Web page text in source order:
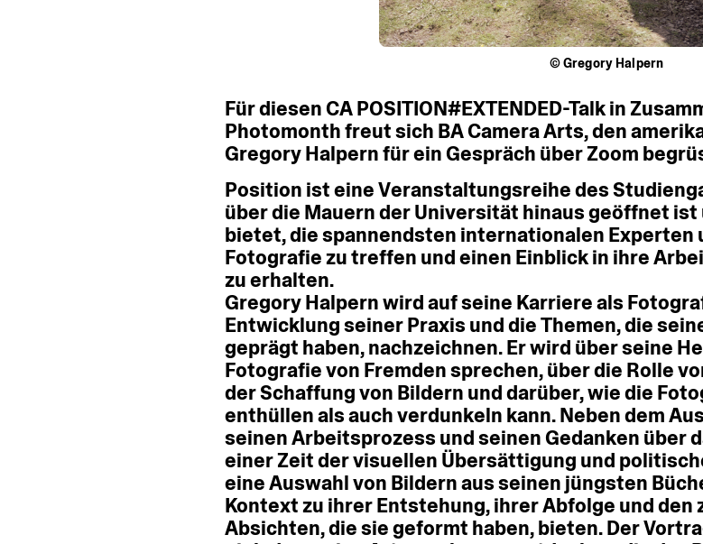
© Gregory Halpern
Fürdiesen CAPOSITION#EXTENDED-Talkin
Photomonthfreutsich BACameraArts,den
GregoryHalpernfürein Gespräch überZoom
Position isteineVeranstaltungsreihedes
überdie MauernderUniversität hinausgeöffnet ist
bietet,diespannendsten internationalen Experten
Fotografiezutreffen undeinen Einblickin ihre
zuerhalten.
GregoryHalpernwirdaufseine Karriereals
EntwicklungseinerPraxis unddieThemen,die
geprägt haben,nachzeichnen.Erwird überseine
Fotografievon Fremdensprechen,überdie Rolle
derSchaffungvon Bildern unddarüber,wiedie
enthüllenalsauchverdunkeln kann.Nebendem
seinenArbeitsprozess undseinen Gedanken über
einerZeitdervisuellen Übersättigung und
eineAuswahlvon Bildernausseinen jüngsten
Kontextzu ihrerEntstehung,ihrerAbfolge undden
Absichten,diesiegeformt haben,bieten.Der